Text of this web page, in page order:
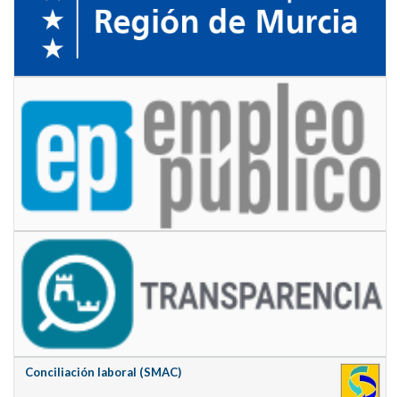
Conciliación laboral (SMAC)